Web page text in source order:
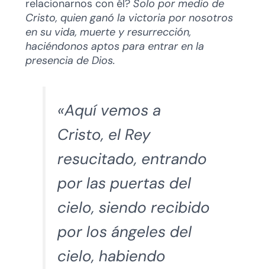
relacionarnos con él? Solo por medio de
Cristo, quien ganó la victoria por nosotros
en su vida, muerte y resurrección,
haciéndonos aptos para entrar en la
presencia de Dios.
«Aquí vemos a
Cristo, el Rey
resucitado, entrando
por las puertas del
cielo, siendo recibido
por los ángeles del
cielo, habiendo